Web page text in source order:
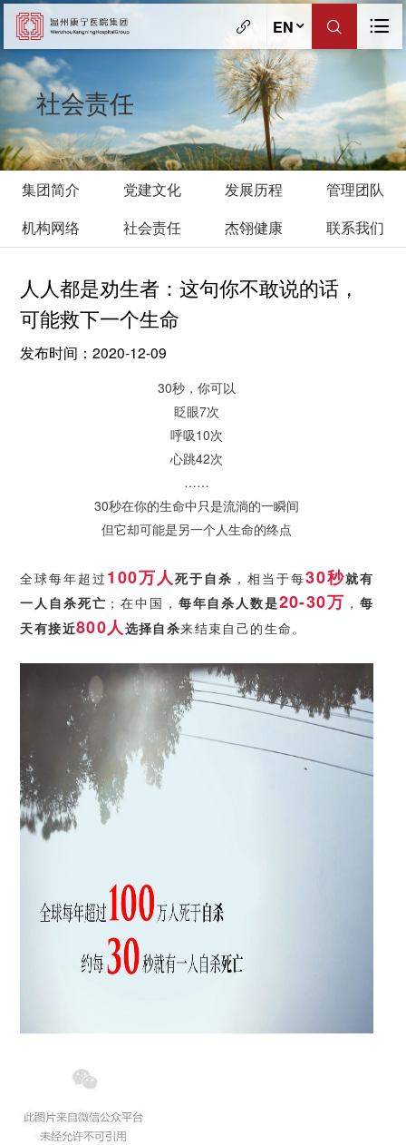
EN
社会责任
集团简介 党建文化 发展历程
管理团队
机构网络
社会责任 杰翎健康 联系我们
人人都是劝生者：这句你不敢说的话，
可能救下一个生命
发布时间：2020-12-09
30秒，你可以
眨眼7次
呼吸10次
心跳42次
……
30秒在你的生命中只是流淌的一瞬间
但它却可能是另一个人生命的终点
全球每年超过 100万人死于自杀 ，相当于每30秒就有
一人自杀死亡 ； 在中国， 每年自杀人数是20-30万 ， 每
天有接近800人选择自杀来结束自己的生命。